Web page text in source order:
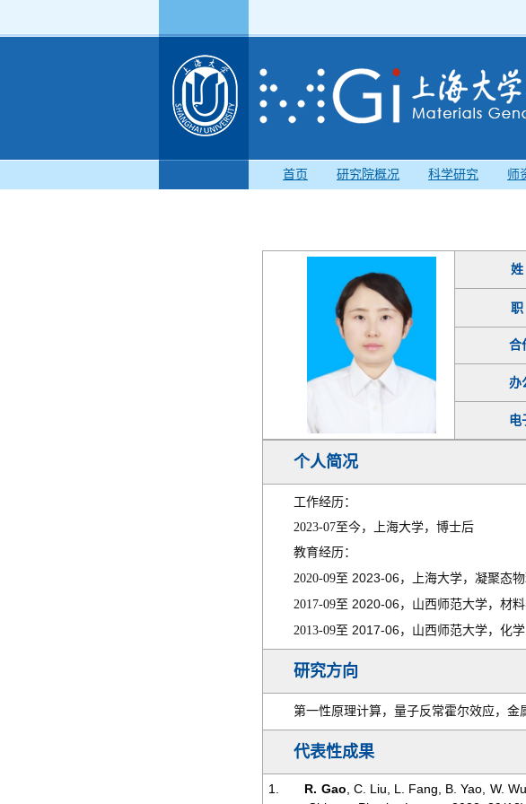
首页 研究院概况 科学研究 师
姓
职
合
办
电
个人简况
工作经历：
2023-07至今，上海大学，博士后
教育经历：
2020-09至 2023-06，上海大学，凝聚态
2017-09至 2020-06，山西师范大学，材
2013-09至 2017-06，山西师范大学，化
研究方向
第一性原理计算，量子反常霍尔效应，金
代表性成果
1. R. Gao , C. Liu, L. Fang, B. Yao, W.